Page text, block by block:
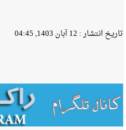
تاریخ انتشار : 12 آبان 1403, 04:45